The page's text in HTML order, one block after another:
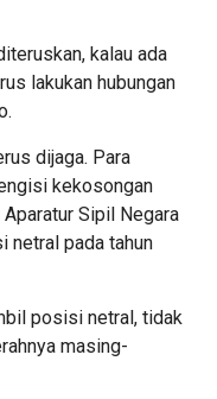
kalau ada
lakukan hubungan
dijaga. Para
kekosongan
Sipil Negara
netral pada tahun
posisi netral, tidak
masing-